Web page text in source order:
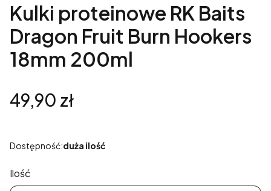
Kulki proteinowe RK Baits
Dragon Fruit Burn Hookers
18mm 200ml
Cena
49,90 zł
Dostępność:duża ilość
Ilość